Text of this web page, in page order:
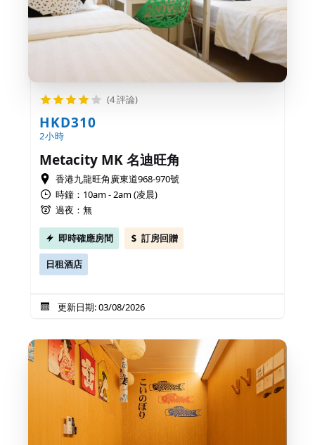
(4 評論)
HKD310
2小時
Metacity MK 名迪旺角
香港九龍旺角廣東道968-970號
時鐘：10am - 2am (凌晨)
過夜：無
即時確應房間 訂房回贈
日租酒店
更新日期: 03/08/2026